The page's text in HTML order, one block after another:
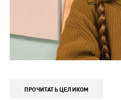
ПРОЧИТАТЬ ЦЕЛИКОМ